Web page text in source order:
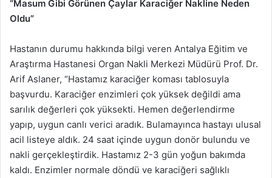
“Masum Gibi Görünen Çaylar Karaciğer Nakline Neden
Oldu”
Hastanın durumu hakkında bilgi veren Antalya Eğitim ve
Araştırma Hastanesi Organ Nakli Merkezi Müdürü Prof. Dr.
Arif Aslaner, “Hastamız karaciğer koması tablosuyla
başvurdu. Karaciğer enzimleri çok yüksek değildi ama
sarılık değerleri çok yüksekti. Hemen değerlendirme
yapıp, uygun canlı verici aradık. Bulamayınca hastayı ulusal
acil listeye aldık. 24 saat içinde uygun donör bulundu ve
nakli gerçekleştirdik. Hastamız 2-3 gün yoğun bakımda
kaldı. Enzimler normale döndü ve karaciğeri sağlıklı